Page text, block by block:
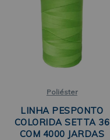
Poliéster
LINHA PESPONTO
COLORIDA SETTA 36
COM 4000 JARDAS